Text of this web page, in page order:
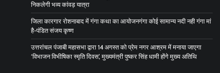
निकलेगी भव्य कांवड़ यात्रा
जिला कारगार रोशनाबाद में गंगा कथा का आयोजनगंगा कोई सामान्य नदी नही गंगा मां
है-पंडित संजय कृष्ण
उत्तरांचल पंजाबी महासभा द्वारा 14 अगस्त को प्रेम नगर आश्रम में मनाया जाएगा
‘विभाजन विभीषिका स्मृति दिवस’, मुख्यमंत्री पुष्कर सिंह धामी होंगे मुख्य अतिथि